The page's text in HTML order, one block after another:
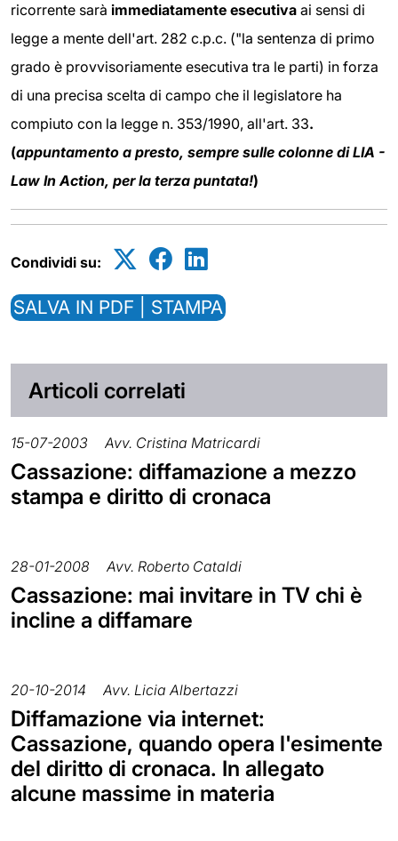
ricorrente sarà immediatamente esecutiva ai sensi di
legge a mente dell'art. 282 c.p.c. ("la sentenza di primo
grado è provvisoriamente esecutiva tra le parti) in forza
di una precisa scelta di campo che il legislatore ha
compiuto con la legge n. 353/1990, all'art. 33.
(appuntamento a presto, sempre sulle colonne di LIA -
Law In Action, per la terza puntata!)
Condividi su:
SALVA IN PDF | STAMPA
Articoli correlati
15-07-2003 Avv. Cristina Matricardi
Cassazione: diffamazione a mezzo
stampa e diritto di cronaca
28-01-2008 Avv. Roberto Cataldi
Cassazione: mai invitare in TV chi è
incline a diffamare
20-10-2014 Avv. Licia Albertazzi
Diffamazione via internet:
Cassazione, quando opera l'esimente
del diritto di cronaca. In allegato
alcune massime in materia